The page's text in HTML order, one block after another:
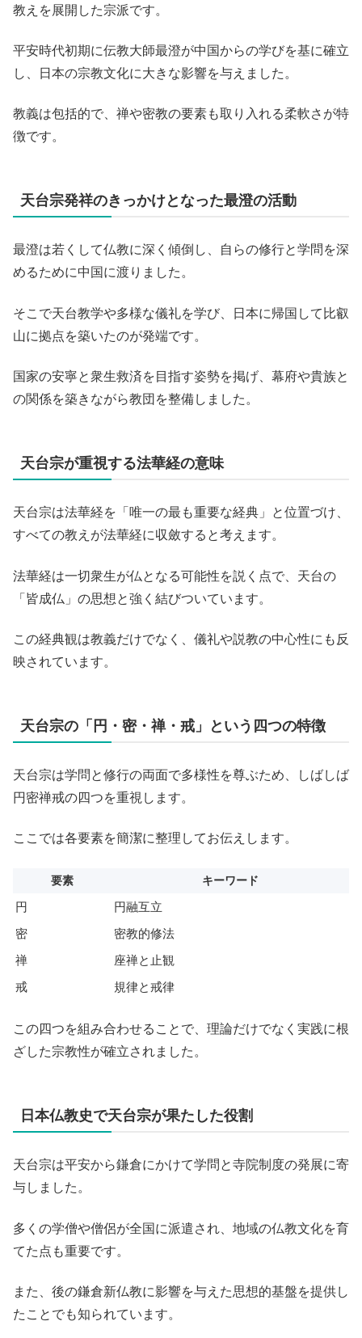
教えを展開した宗派です。
平安時代初期に伝教大師最澄が中国からの学びを基に確立
し、日本の宗教文化に大きな影響を与えました。
教義は包括的で、禅や密教の要素も取り入れる柔軟さが特
徴です。
天台宗発祥のきっかけとなった最澄の活動
最澄は若くして仏教に深く傾倒し、自らの修行と学問を深
めるために中国に渡りました。
そこで天台教学や多様な儀礼を学び、日本に帰国して比叡
山に拠点を築いたのが発端です。
国家の安寧と衆生救済を目指す姿勢を掲げ、幕府や貴族と
の関係を築きながら教団を整備しました。
天台宗が重視する法華経の意味
天台宗は法華経を「唯一の最も重要な経典」と位置づけ、
すべての教えが法華経に収斂すると考えます。
法華経は一切衆生が仏となる可能性を説く点で、天台の
「皆成仏」の思想と強く結びついています。
この経典観は教義だけでなく、儀礼や説教の中心性にも反
映されています。
天台宗の「円・密・禅・戒」という四つの特徴
天台宗は学問と修行の両面で多様性を尊ぶため、しばしば
円密禅戒の四つを重視します。
ここでは各要素を簡潔に整理してお伝えします。
要素 キーワード
円
円融互立
密
密教的修法
禅
座禅と止観
戒
規律と戒律
この四つを組み合わせることで、理論だけでなく実践に根
ざした宗教性が確立されました。
日本仏教史で天台宗が果たした役割
天台宗は平安から鎌倉にかけて学問と寺院制度の発展に寄
与しました。
多くの学僧や僧侶が全国に派遣され、地域の仏教文化を育
てた点も重要です。
また、後の鎌倉新仏教に影響を与えた思想的基盤を提供し
たことでも知られています。